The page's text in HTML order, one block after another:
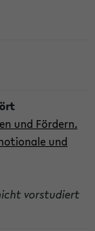
und Fördern.
und
vorstudiert